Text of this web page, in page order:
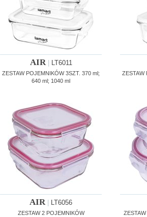
AIR| LT6011
ZESTAW POJEMNIKÓW 3SZT. 370 ml;
640 ml; 1040 ml
ZESTAW
AIR| LT6056
ZESTAW 2 POJEMNIKÓW